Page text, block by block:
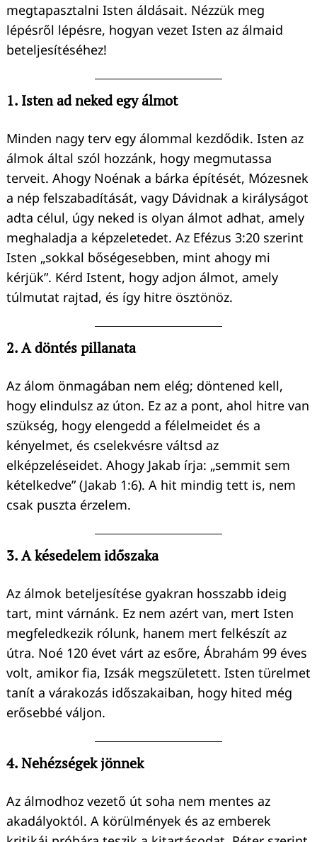
megtapasztalni Isten áldásait. Nézzük meg
lépésről lépésre, hogyan vezet Isten az álmaid
beteljesítéséhez!
1. Isten ad neked egy álmot
Minden nagy terv egy álommal kezdődik. Isten az
álmok által szól hozzánk, hogy megmutassa
terveit. Ahogy Noénak a bárka építését, Mózesnek
a nép felszabadítását, vagy Dávidnak a királyságot
adta célul, úgy neked is olyan álmot adhat, amely
meghaladja a képzeletedet. Az Efézus 3:20 szerint
Isten „sokkal bőségesebben, mint ahogy mi
kérjük”. Kérd Istent, hogy adjon álmot, amely
túlmutat rajtad, és így hitre ösztönöz.
2. A döntés pillanata
Az álom önmagában nem elég; döntened kell,
hogy elindulsz az úton. Ez az a pont, ahol hitre van
szükség, hogy elengedd a félelmeidet és a
kényelmet, és cselekvésre váltsd az
elképzeléseidet. Ahogy Jakab írja: „semmit sem
kételkedve” (Jakab 1:6). A hit mindig tett is, nem
csak puszta érzelem.
3. A késedelem időszaka
Az álmok beteljesítése gyakran hosszabb ideig
tart, mint várnánk. Ez nem azért van, mert Isten
megfeledkezik rólunk, hanem mert felkészít az
útra. Noé 120 évet várt az esőre, Ábrahám 99 éves
volt, amikor fia, Izsák megszületett. Isten türelmet
tanít a várakozás időszakaiban, hogy hited még
erősebbé váljon.
4. Nehézségek jönnek
Az álmodhoz vezető út soha nem mentes az
akadályoktól. A körülmények és az emberek